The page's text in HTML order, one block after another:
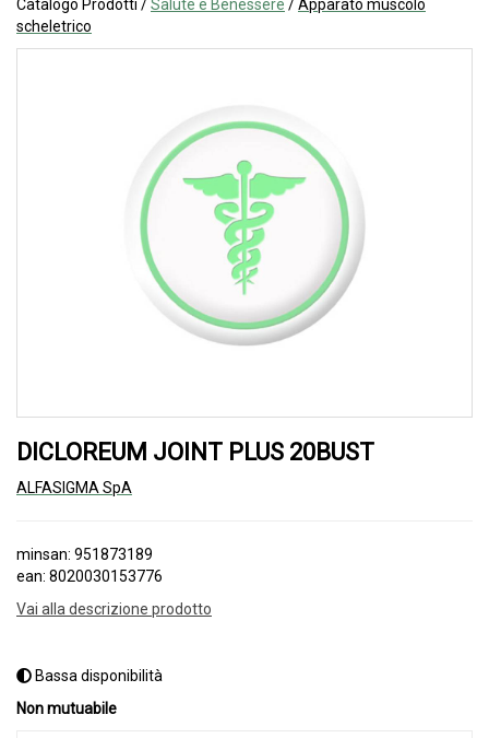
Catalogo Prodotti /Salute e Benessere /Apparato muscolo
scheletrico
DICLOREUM JOINT PLUS 20BUST
ALFASIGMA SpA
minsan: 951873189
ean: 8020030153776
Vai alla descrizione prodotto
Bassa disponibilità
Non mutuabile